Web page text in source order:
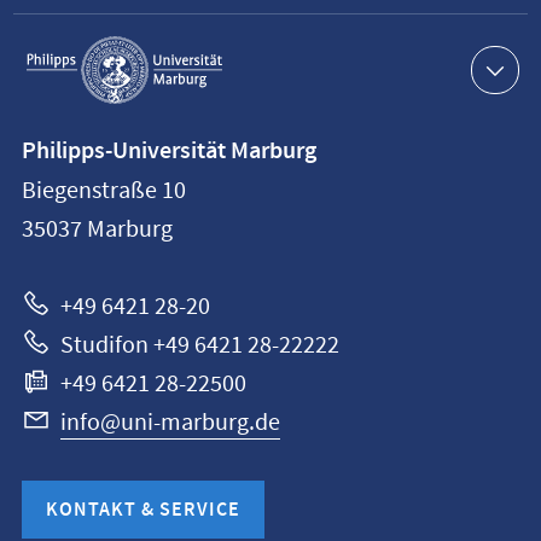
Service-
Navigation
Philipps-
Universität
Marburg
Philipps-Universität Marburg
Biegenstraße 10
35037 Marburg
+49 6421 28-20
Studifon +49 6421 28-22222
+49 6421 28-22500
info@uni-marburg.de
KONTAKT & SERVICE